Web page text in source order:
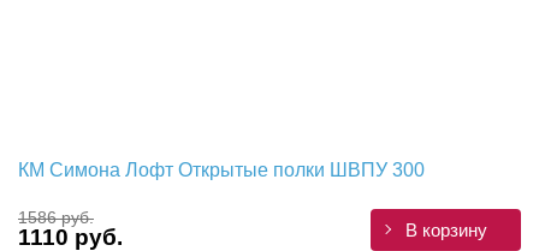
КМ Симона Лофт Открытые полки ШВПУ 300
1586 руб.
1110 руб. В корзину